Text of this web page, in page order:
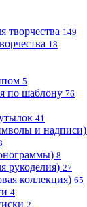
149
18
5
по шаблону 76
41
и надписи)
8
рукоделия) 27
коллекция) 65
4
2